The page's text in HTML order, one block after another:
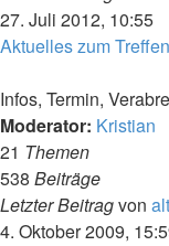
27. Juli 2012, 10:55
Aktuelles zum
Infos, Termin,
Moderator: Kristian
21 Themen
538 Beiträge
Letzter Beitragvon
4. Oktober 2009,